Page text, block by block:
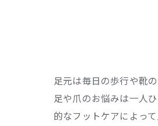
足元は毎日の歩行や靴
足や爪のお悩みは一人
的なフットケアによっ